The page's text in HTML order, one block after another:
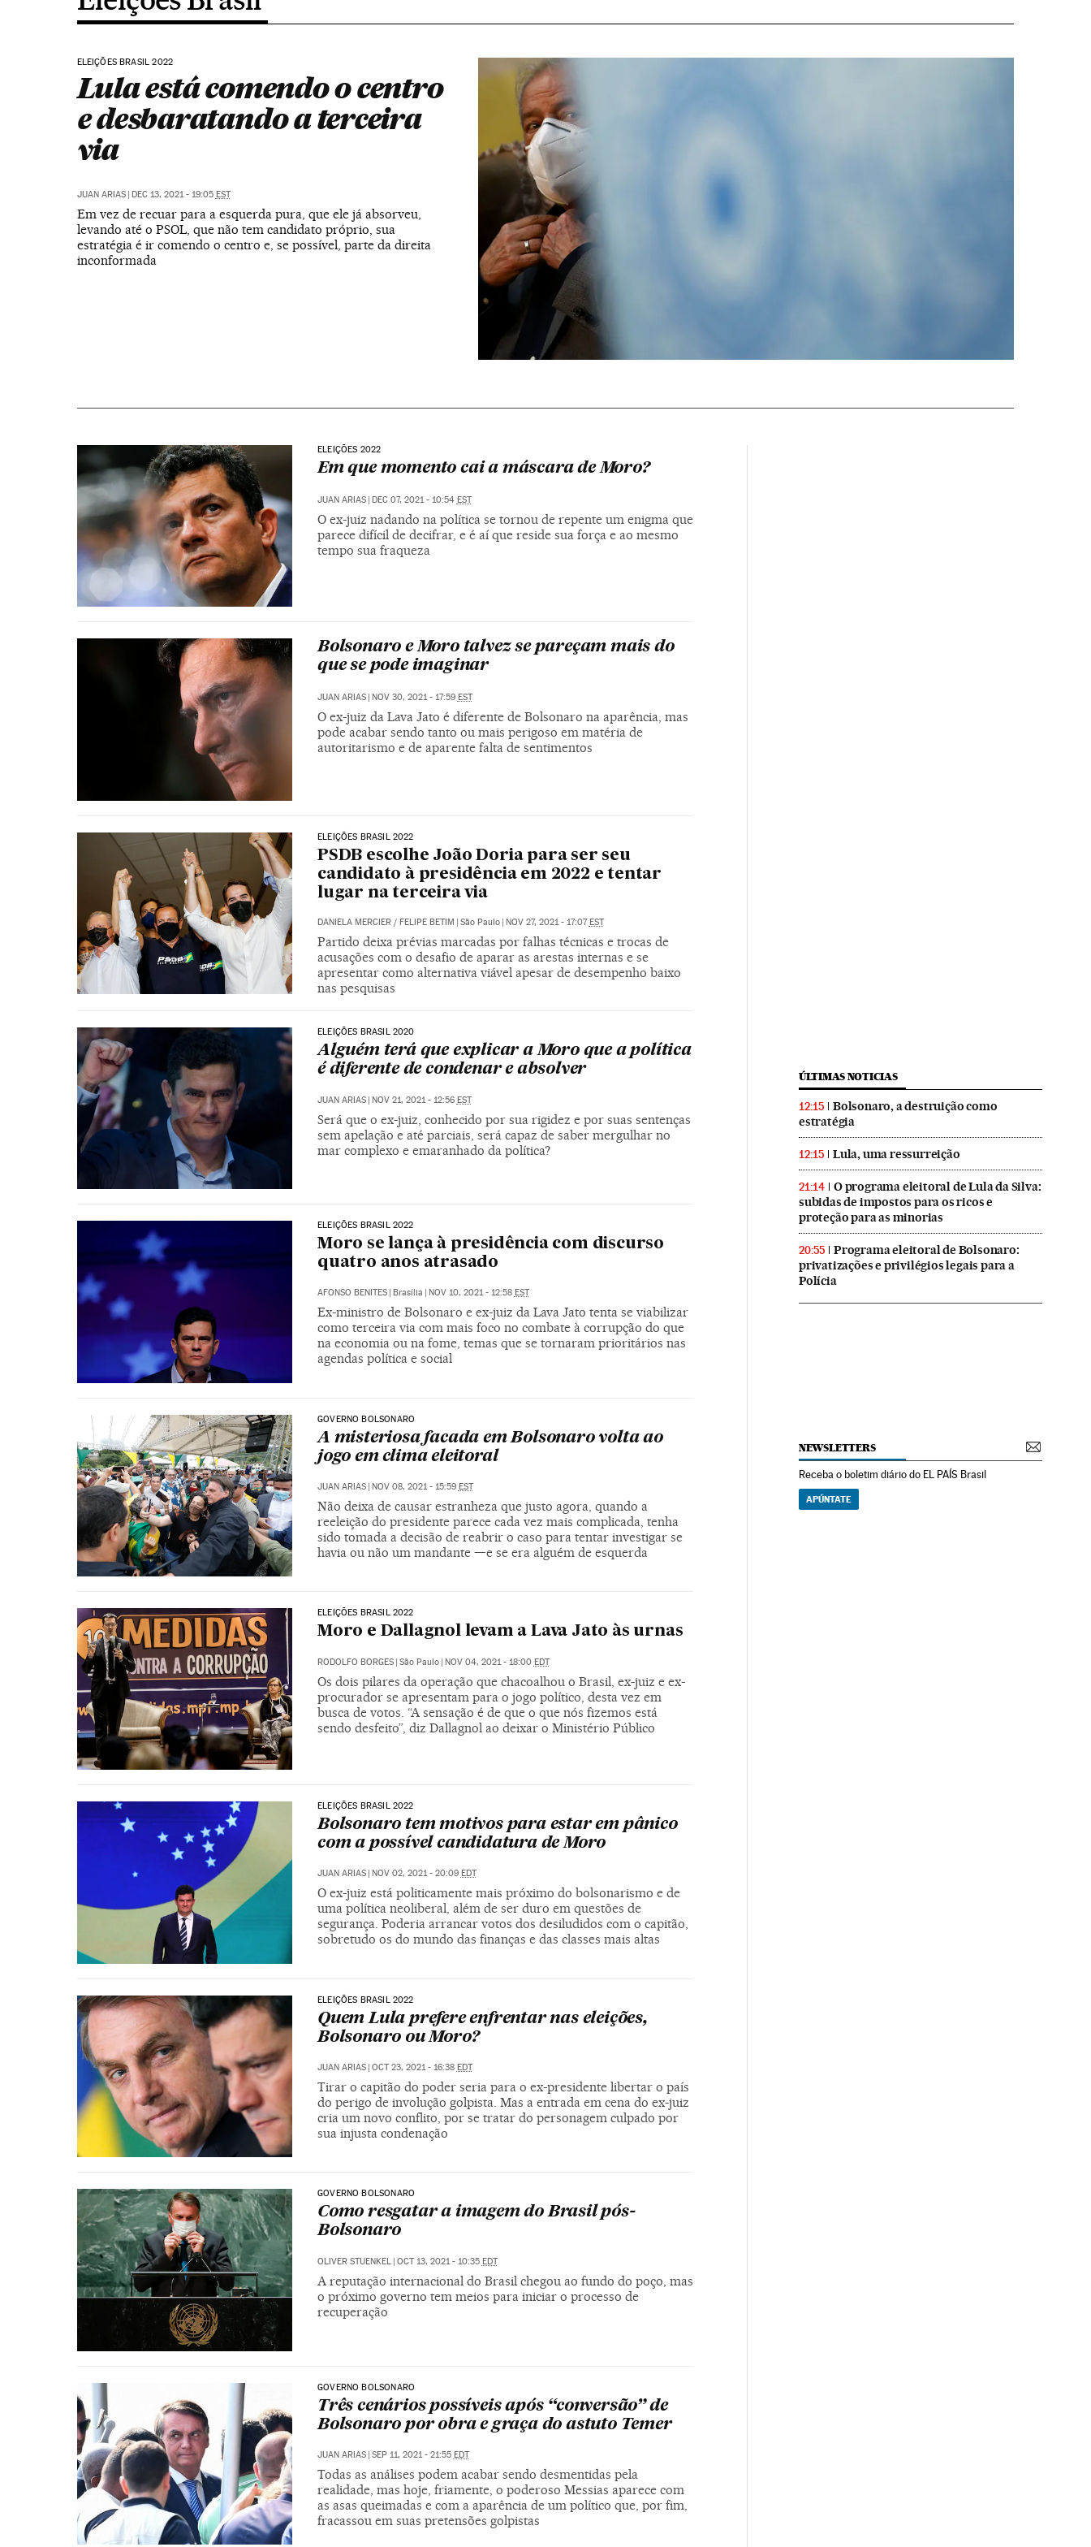
ELEIÇÕES BRASIL 2022
Lula está comendo o centro
e desbaratando a terceira
via
JUAN ARIAS | DEC 13, 2021 - 19:05 EST
Em vez de recuar para a esquerda pura, que ele já absorveu,
levando até o PSOL, que não tem candidato próprio, sua
estratégia é ir comendo o centro e, se possível, parte da direita
inconformada
ELEIÇÕES 2022
Em que momento cai a máscara de Moro?
JUAN ARIAS | DEC 07, 2021 - 10:54 EST
O ex-juiz nadando na política se tornou de repente um enigma que
parece difícil de decifrar, e é aí que reside sua força e ao mesmo
tempo sua fraqueza
Bolsonaro e Moro talvez se pareçam mais do
que se pode imaginar
JUAN ARIAS NOV 30, 2021 - 17:59 EST
O ex-juiz da Lava Jato é diferente de Bolsonaro na aparência, mas
pode acabar sendo tanto ou mais perigoso em matéria de
autoritarismo e de aparente falta de sentimentos
ELEIÇÕES BRASIL 2022
PSDB escolhe João Doria para ser seu
candidato à presidência em 2022 e tentar
lugar na terceira via
DANIELA MERCIER/ FELIPE BETIM | São Paulo | NOV 27, 2021 - 17:07EST
Partido deixa prévias marcadas por falhas técnicas e trocas de
acusações com o desafio de aparar as arestas internas e se
apresentar como alternativa viável apesar de desempenho baixo
nas pesquisas
ELEIÇÕES BRASIL 2020
Alguém terá que explicar a Moro que a política
é diferente de condenar e absolver
JUAN ARIAS | NOV 21, 2021 - 12:56 EST
Será que o ex-juiz, conhecido por sua rigidez e por suas sentenças
sem apelação e até parciais, será capaz de saber mergulhar no
mar complexo e emaranhado da política?
ELEIÇÕES BRASIL 2022
Moro se lança à presidência com discurso
quatro anos atrasado
AFONSO BENITES Brasília NOV 10, 2021 - 12:58 EST
Ex-ministro de Bolsonaro e ex-juiz da Lava Jato tenta se viabilizar
como terceira via com mais foco no combate à corrupção do que
na economia ou na fome, temas que se tornaram prioritários nas
agendas política e social
GOVERNO BOLSONARO
A misteriosa facada em Bolsonaro volta ao
jogo em clima eleitoral
JUAN ARIAS | NOV 08, 2021 - 15:59 EST
Não deixa de causar estranheza que justo agora, quando a
reeleição do presidente parece cada vez mais complicada, tenha
sido tomada a decisão de reabrir o caso para tentar investigar se
havia ou não um mandante —e se era alguém de esquerda
ELEIÇÕES BRASIL 2022
Moro e Dallagnol levam a Lava Jato às urnas
RODOLFO BORGES São Paulo NOV 04, 2021 - 18:00 EDT
Os dois pilares da operação que chacoalhou o Brasil, ex-juiz e ex-
procurador se apresentam para o jogo político, desta vez em
busca de votos. “A sensação é de que o que nós fizemos está
sendo desfeito”, diz Dallagnol ao deixar o Ministério Público
ELEIÇÕES BRASIL 2022
Bolsonaro tem motivos para estar em pânico
com a possível candidatura de Moro
JUAN ARIAS NOV 02, 2021 - 20:09 EDT
O ex-juiz está politicamente mais próximo do bolsonarismo e de
uma política neoliberal, além de ser duro em questões de
segurança. Poderia arrancar votos dos desiludidos com o capitão,
sobretudo os do mundo das finanças e das classes mais altas
ELEIÇÕES BRASIL 2022
Quem Lula prefere enfrentar nas eleições,
Bolsonaro ou Moro?
JUAN ARIAS | OCT 23, 2021 - 16:38 EDT
Tirar o capitão do poder seria para o ex-presidente libertar o país
do perigo de involução golpista. Mas a entrada em cena do ex-juiz
cria um novo conflito, por se tratar do personagem culpado por
sua injusta condenação
GOVERNO BOLSONARO
Como resgatar a imagem do Brasil pós-
Bolsonaro
OLIVER STUENKEL OCT 13, 2021 - 10:35 EDT
A reputação internacional do Brasil chegou ao fundo do poço, mas
o próximo governo tem meios para iniciar o processo de
recuperação
GOVERNO BOLSONARO
Três cenários possíveis após “conversão” de
Bolsonaro por obra e graça do astuto Temer
JUAN ARIAS | SEP 11, 2021 - 21:55 EDT
Todas as análises podem acabar sendo desmentidas pela
realidade, mas hoje, friamente, o poderoso Messias aparece com
as asas queimadas e com a aparência de um político que, por fim,
fracassou em suas pretensões golpistas
ÚLTIMAS NOTICIAS
12:15
Bolsonaro, a destruição como
estratégia
12:15 Lula, uma ressurreição
21:14
O programa eleitoral de Lula da Silva:
subidas de impostos para os ricos e
proteção para as minorias
20:55
Programa eleitoral de Bolsonaro:
privatizações e privilégios legais para a
Polícia
NEWSLETTERS
Receba o boletim diário do EL PAÍS Brasil
APÚNTATE